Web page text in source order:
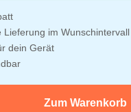
Lieferung im Wunschintervall
dein Gerät
Zum Warenkorb